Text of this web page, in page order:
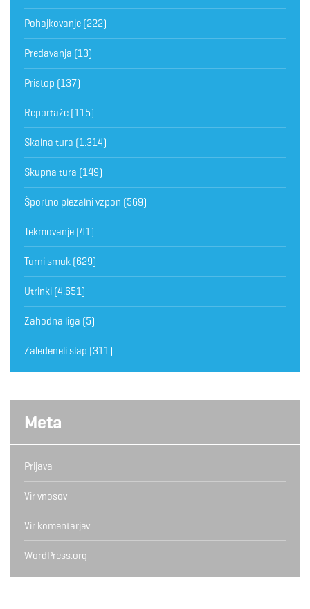
Pohajkovanje (222)
Predavanja (13)
Pristop (137)
Reportaže (115)
Skalna tura (1.314)
Skupna tura (149)
Športno plezalni vzpon (569)
Tekmovanje (41)
Turni smuk (629)
Utrinki (4.651)
Zahodna liga (5)
Zaledeneli slap (311)
Meta
Prijava
Vir vnosov
Vir komentarjev
WordPress.org